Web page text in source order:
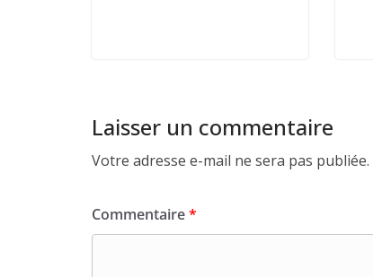
Laisser un commentaire
Votre adresse e-mail ne sera pas publiée.
Commentaire*